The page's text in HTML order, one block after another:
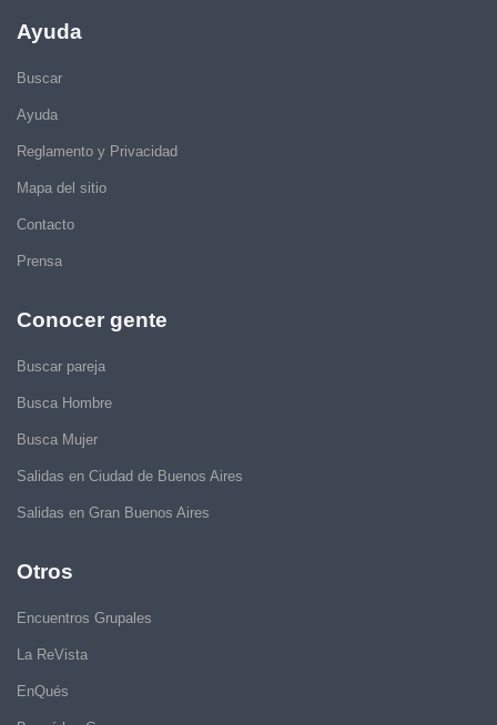
Ayuda
Buscar
Ayuda
Reglamento y Privacidad
Mapa del sitio
Contacto
Prensa
Conocer gente
Buscar pareja
Busca Hombre
Busca Mujer
Salidas en Ciudad de Buenos Aires
Salidas en Gran Buenos Aires
Otros
Encuentros Grupales
La ReVista
EnQués